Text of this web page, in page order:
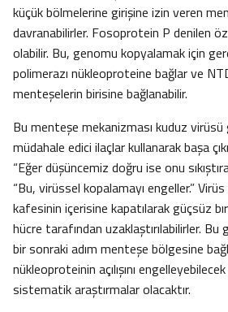
küçük bölmelerine girişine izin veren
davranabilirler. Fosoprotein P denilen
olabilir. Bu, genomu kopyalamak için
polimerazı nükleoproteine bağlar ve
menteşelerin birisine bağlanabilir.
Bu menteşe mekanizması kuduz
müdahale edici ilaçlar kullanarak başa
“Eğer düşüncemiz doğru ise onu
“Bu, virüssel kopalamayı engeller.”
kafesinin içerisine kapatılarak güçsüz
hücre tarafından uzaklaştırılabilirler.
bir sonraki adım menteşe bölgesine
nükleoproteinin açılışını
sistematik araştırmalar olacaktır.